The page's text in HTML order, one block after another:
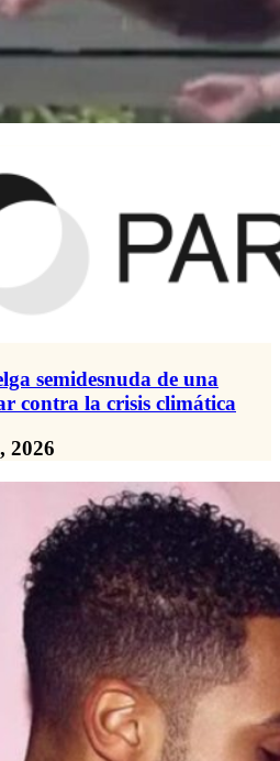
semidesnuda de una
contra la crisis climática
2026